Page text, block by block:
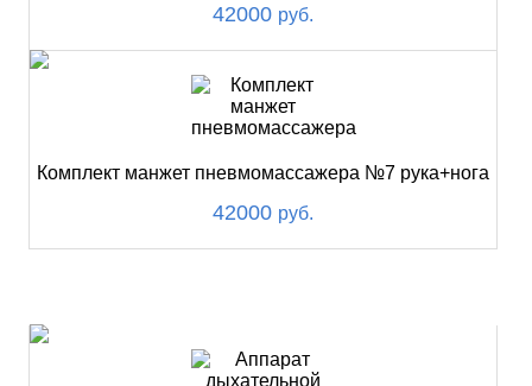
42000 руб.
Комплект манжет пневмомассажера №7 рука+нога
42000 руб.